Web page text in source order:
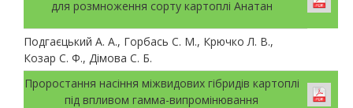
для розмноження сорту картоплі Анатан
Подгаєцький А. А., Горбась С. М., Крючко Л. В.,
Козар С. Ф., Дімова С. Б.
Проростання насіння міжвидових гібридів картоплі
під впливом гамма-випромінювання